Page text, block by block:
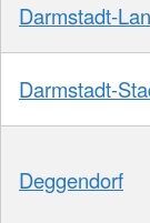
Darmstadt-
Darmstadt-
Deggendorf